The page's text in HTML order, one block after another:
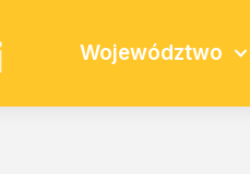
Województwo